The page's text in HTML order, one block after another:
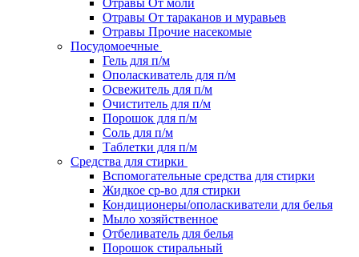
Отравы От моли
Отравы От тараканов и муравьев
Отравы Прочие насекомые
Посудомоечные
Гель для п/м
Ополаскиватель для п/м
Освежитель для п/м
Очиститель для п/м
Порошок для п/м
Соль для п/м
Таблетки для п/м
Средства для стирки
Вспомогательные средства для стирки
Жидкое ср-во для стирки
Кондиционеры/ополаскиватели для белья
Мыло хозяйственное
Отбеливатель для белья
Порошок стиральный